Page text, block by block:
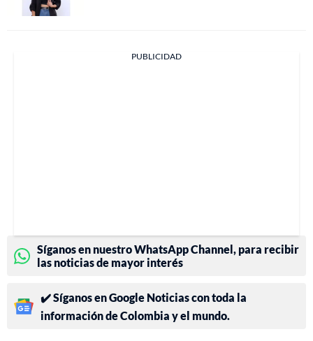
PUBLICIDAD
Síganos en nuestro WhatsApp Channel, para recibir
las noticias de mayor interés
✔️ Síganos en Google Noticias con toda la
información de Colombia y el mundo.